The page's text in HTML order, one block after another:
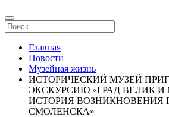
Главная
Новости
Музейная жизнь
ИСТОРИЧЕСКИЙ МУЗЕЙ
ЭКСКУРСИЮ «ГРАД ВЕЛИК
ИСТОРИЯ ВОЗНИКНОВЕНИЯ
СМОЛЕНСКА»